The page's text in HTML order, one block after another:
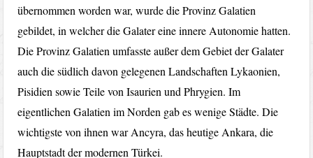
übernommen worden war, wurde die Provinz Galatien
gebildet, in welcher die Galater eine innere Autonomie hatten.
Die Provinz Galatien umfasste außer dem Gebiet der Galater
auch die südlich davon gelegenen Landschaften Lykaonien,
Pisidien sowie Teile von Isaurien und Phrygien. Im
eigentlichen Galatien im Norden gab es wenige Städte. Die
wichtigste von ihnen war Ancyra, das heutige Ankara, die
Hauptstadt der modernen Türkei.